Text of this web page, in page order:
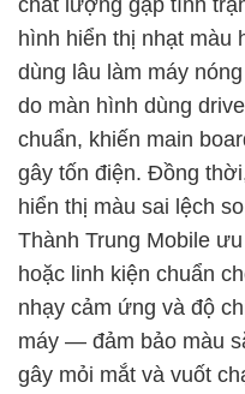
hình hiển thị nhạt màu
dùng lâu làm máy
do màn hình dùng
chuẩn, khiến main
gây tốn điện. Đồng
hiển thị màu sai lệch
Thành Trung Mobile
hoặc linh kiện chuẩn
nhạy cảm ứng và độ
máy — đảm bảo màu
gây mỏi mắt và vuốt